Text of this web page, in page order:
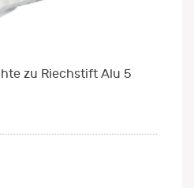
zu Riechstift Alu 5